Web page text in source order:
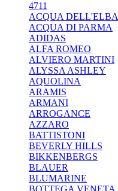
4711
ACQUA DELL'ELBA
ACQUA DI PARMA
ADIDAS
ALFA ROMEO
ALVIERO MARTINI
ALYSSA ASHLEY
AQUOLINA
ARAMIS
ARMANI
ARROGANCE
AZZARO
BATTISTONI
BEVERLY HILLS
BIKKENBERGS
BLAUER
BLUMARINE